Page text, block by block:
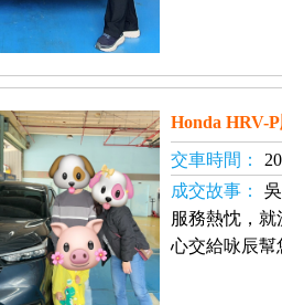
Honda HRV-
交車時間：
成交故事：
服務熱忱，
心交給咏辰幫